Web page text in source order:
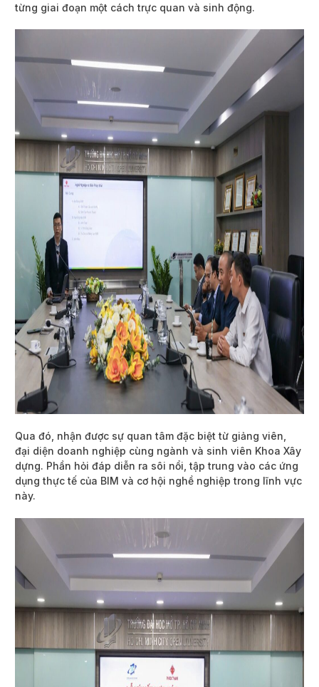
từng giai đoạn một cách trực quan và sinh động.
Qua đó, nhận được sự quan tâm đặc biệt từ giảng viên,
đại diện doanh nghiệp cùng ngành và sinh viên Khoa Xây
dựng. Phần hỏi đáp diễn ra sôi nổi, tập trung vào các ứng
dụng thực tế của BIM và cơ hội nghề nghiệp trong lĩnh vực
này.